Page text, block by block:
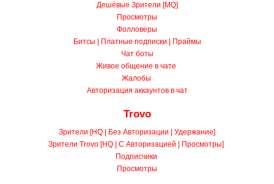
Дешёвые Зрители [MQ]
Просмотры
Фолловеры
Битсы | Платные подписки | Праймы
Чат боты
Живое общение в чате
Жалобы
Зрители [HQ | Без Авторизации | Удержание]
Зрители Trovo [HQ | С Авторизацией | Просмотры]
Подписчики